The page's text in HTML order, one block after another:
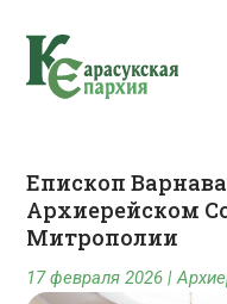
Епископ
Архиерейском
Митрополии
17 февраля 2026 |